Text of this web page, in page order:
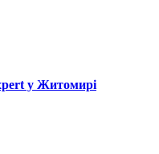
у Житомирі